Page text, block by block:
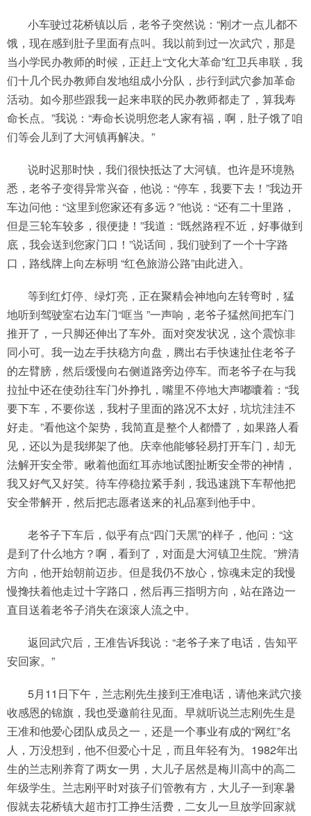
小车驶过花桥镇以后，老爷子突然说：“刚才一点儿都不
饿，现在感到肚子里面有点叫。我以前到过一次武穴，那是
当小学民办教师的时候，正赶上“文化大革命”红卫兵串联，我
们十几个民办教师自发地组成小分队，步行到武穴参加革命
活动。如今那些跟我一起来串联的民办教师都走了，算我寿
命长点。”我说：“寿命长说明您老人家有福，啊，肚子饿了咱
们等会儿到了大河镇再解决。”
说时迟那时快，我们很快抵达了大河镇。也许是环境熟
悉，老爷子变得异常兴奋，他说：“停车，我要下去！”我边开
车边问他：“这里到您家还有多远？”他说：“还有二十里路，
但是三轮车较多，很便捷！”我道：“既然路程不近，好事做到
底，我会送到您家门口！”说话间，我们驶到了一个十字路
口，路线牌上向左标明 “红色旅游公路”由此进入。
等到红灯停、绿灯亮，正在聚精会神地向左转弯时，猛
地听到驾驶室右边车门“哐当 ”一声响，老爷子猛然间把车门
推开了，一只脚还伸出了车外。面对突发状况，这个震惊非
同小可。我一边左手扶稳方向盘，腾出右手快速扯住老爷子
的左臂膀，然后缓慢向右侧道路旁边停车。而老爷子在与我
拉扯中还在使劲往车门外挣扎，嘴里不停地大声嘟囔着：“我
要下车，不要你送，我村子里面的路况不太好，坑坑洼洼不
好走。”看他这个架势，我简直是整个人都懵了，如果路人看
见，还以为是我绑架了他。庆幸他能够轻易打开车门，却无
法解开安全带。瞅着他面红耳赤地试图扯断安全带的神情，
我又好气又好笑。待车停稳拉紧手刹，我迅速跳下车帮他把
安全带解开，然后把志愿者送来的礼品塞到他手中。
老爷子下车后，似乎有点“四门天黑”的样子，他问：“这
是到了什么地方？啊，看到了，对面是大河镇卫生院。”辨清
方向，他开始朝前迈步。但是我仍不放心，惊魂未定的我慢
慢搀扶着他走过十字路口，然后再三指明方向，站在路边一
直目送着老爷子消失在滚滚人流之中。
返回武穴后，王准告诉我说：“老爷子来了电话，告知平
安回家。”
5月11日下午，兰志刚先生接到王准电话，请他来武穴接
收感恩的锦旗，我也受邀前往见面。早就听说兰志刚先生是
王准和他爱心团队成员之一，还是一个事业有成的“网红”名
人，万没想到，他不但爱心十足，而且年轻有为。1982年出
生的兰志刚养育了两女一男，大儿子居然是梅川高中的高二
年级学生。兰志刚平时对孩子们管教有方，大儿子一到寒暑
假就去花桥镇大超市打工挣生活费，二女儿一旦放学回家就